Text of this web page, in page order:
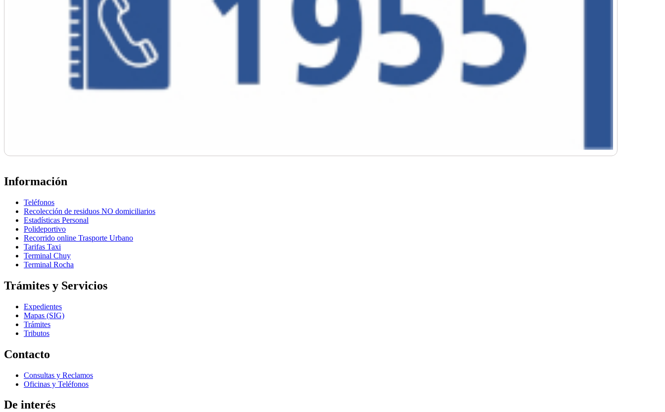
Información
Teléfonos
Recolección de residuos NO domiciliarios
Estadísticas Personal
Polideportivo
Recorrido online Trasporte Urbano
Tarifas Taxi
Terminal Chuy
Terminal Rocha
Trámites y Servicios
Expedientes
Mapas (SIG)
Trámites
Tributos
Contacto
Consultas y Reclamos
Oficinas y Teléfonos
De interés